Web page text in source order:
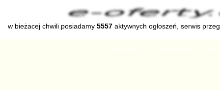
w bieżacej chwili posiadamy 5557 aktywnych ogłoszeń, serwis